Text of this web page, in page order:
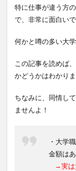
特に仕事が違う方
で、非常に面白いで
何かと噂の多い大学
この記事を読めば、
かどうかはわかり
ちなみに、同情し
ませんよ！
・大学
金額は
→実は